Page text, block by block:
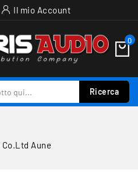
Il mio Account
0
Ricerca
Co.ltd Aune